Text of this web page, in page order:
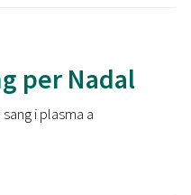
per Nadal
i plasma a